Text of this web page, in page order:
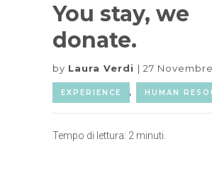
You stay, we
donate.
by Laura Verdi 27
EXPERIENCE , HUMAN
Tempo di lettura: 2 minuti.